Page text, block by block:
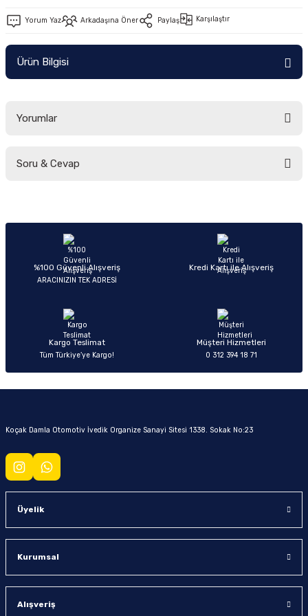
Ön/Arka Takımlar
Yorum Yaz Arkadaşına Öner Paylaş Karşılaştır
Ürün Bilgisi
Yorumlar
Soru & Cevap
Ürün hakkında henüz soru sorulmamış.
%100 Güvenli Alışveriş
ARACINIZIN TEK ADRESİ
Kredi Kartı ile Alışveriş
Kargo Teslimat
Tüm Türkiye’ye Kargo!
Müşteri Hizmetleri
0 312 394 18 71
Koçak Damla Otomotiv İvedik Organize Sanayi Sitesi 1338. Sokak No:23
Üyelik
Kurumsal
Alışveriş